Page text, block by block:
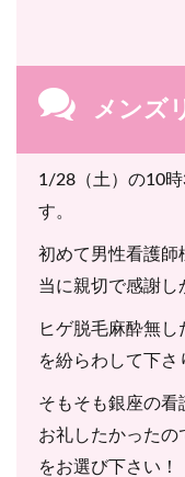
メンズ
1/28（土）の10
す。
初めて男性看護師
当に親切で感謝し
ヒゲ脱毛麻酔無
を紛らわして下さ
そもそも銀座の看
お礼したかったの
をお選び下さい！